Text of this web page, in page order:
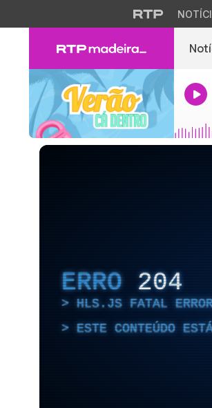
ERRO 204
HLS.JS FATAL
ESTE CONTEÚDO